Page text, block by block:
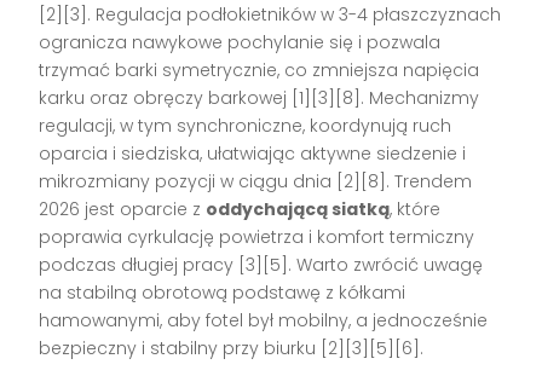
[2][3]. Regulacja podłokietników w 3-4 płaszczyznach
ogranicza nawykowe pochylanie się i pozwala
trzymać barki symetrycznie, co zmniejsza napięcia
karku oraz obręczy barkowej [1][3][8]. Mechanizmy
regulacji, w tym synchroniczne, koordynują ruch
oparcia i siedziska, ułatwiając aktywne siedzenie i
mikrozmiany pozycji w ciągu dnia [2][8]. Trendem
2026 jest oparcie z oddychającą siatką, które
poprawia cyrkulację powietrza i komfort termiczny
podczas długiej pracy [3][5]. Warto zwrócić uwagę
na stabilną obrotową podstawę z kółkami
hamowanymi, aby fotel był mobilny, a jednocześnie
bezpieczny i stabilny przy biurku [2][3][5][6].